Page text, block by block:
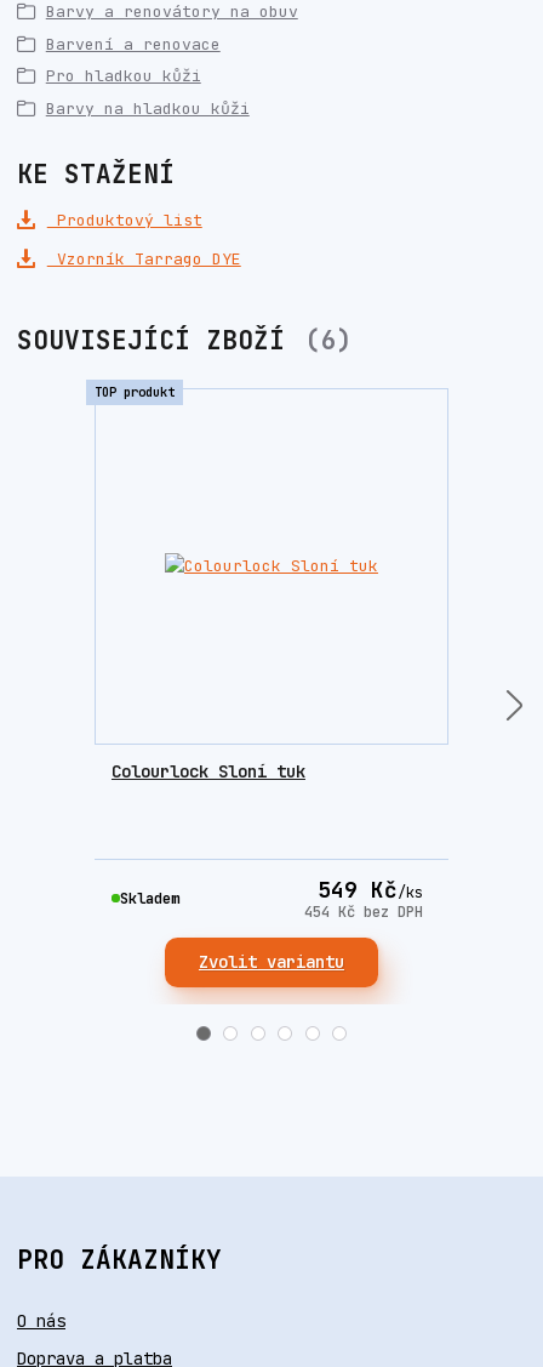
Barvy a renovátory na obuv
Barvení a renovace
Pro hladkou kůži
Barvy na hladkou kůži
KE STAŽENÍ
Produktový list
Vzorník Tarrago DYE
SOUVISEJÍCÍ ZBOŽÍ 6
TOP produkt
Colourlock Sloní tuk
549 Kč/ks
454 Kč bez DPH
Skladem
Zvolit variantu
PRO ZÁKAZNÍKY
O nás
Doprava a platba